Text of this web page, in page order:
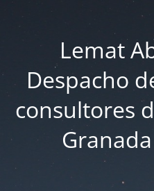
Lemat
Despacho
consultores